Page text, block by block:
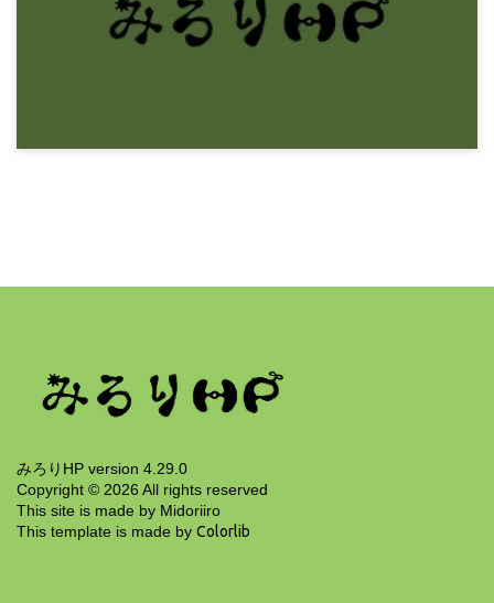
ハロウィン
12年前
みろりHP version 4.29.0
Copyright © 2026 All rights reserved
This site is made by Midoriiro
This template is made by Colorlib